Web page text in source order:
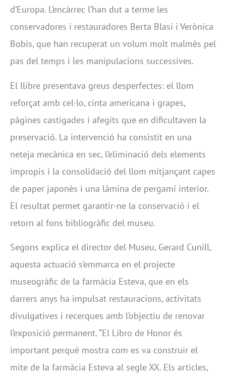
d’Europa. L’encàrrec l’han dut a terme les
conservadores i restauradores Berta Blasi i Verònica
Bobis, que han recuperat un volum molt malmès pel
pas del temps i les manipulacions successives.
El llibre presentava greus desperfectes: el llom
reforçat amb cel·lo, cinta americana i grapes,
pàgines castigades i afegits que en dificultaven la
preservació. La intervenció ha consistit en una
neteja mecànica en sec, l’eliminació dels elements
impropis i la consolidació del llom mitjançant capes
de paper japonès i una làmina de pergamí interior.
El resultat permet garantir-ne la conservació i el
retorn al fons bibliogràfic del museu.
Segons explica el director del Museu, Gerard Cunill,
aquesta actuació s’emmarca en el projecte
museogràfic de la farmàcia Esteva, que en els
darrers anys ha impulsat restauracions, activitats
divulgatives i recerques amb l’objectiu de renovar
l’exposició permanent. “El Libro de Honor és
important perquè mostra com es va construir el
mite de la farmàcia Esteva al segle XX. Els articles,